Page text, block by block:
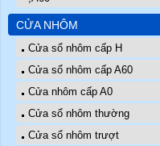
CỬA NHÔM
Cửa sổ nhôm cấp H
Cửa sổ nhôm cấp A60
Cửa nhôm cấp A0
Cửa sổ nhôm thường
Cửa sổ nhôm trượt